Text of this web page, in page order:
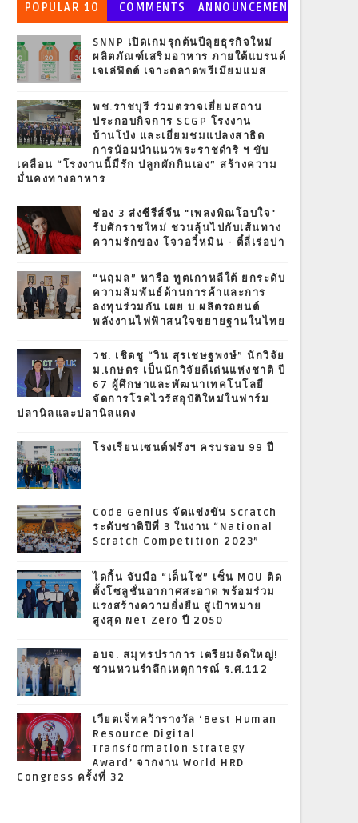
POPULAR 10 COMMENTS
ANNOUNCEMEN
T
SNNP เปิดเกมรุกต้นปีลุยธุรกิจใหม่
ผลิตภัณฑ์เสริมอาหาร ภายใต้แบรนด์
เจเล่ฟิตต์ เจาะตลาดพรีเมียมแมส
พช.ราชบุรี ร่วมตรวจเยี่ยมสถาน
ประกอบกิจการ SCGP โรงงาน
บ้านโป่ง และเยี่ยมชมแปลงสาธิต
การน้อมนำแนวพระราชดำริ ฯ ขับ
เคลื่อน “โรงงานนี้มีรัก ปลูกผักกินเอง” สร้างความ
มั่นคงทางอาหาร
ช่อง 3 ส่งซีรีส์จีน "เพลงพิณโอบใจ"
รับศักราชใหม่ ชวนลุ้นไปกับเส้นทาง
ความรักของ โจวอวี๋หมิน - ตี๋ลี่เร่อปา
“นฤมล” หารือ ทูตเกาหลีใต้ ยกระดับ
ความสัมพันธ์ด้านการค้าและการ
ลงทุนร่วมกัน เผย บ.ผลิตรถยนต์
พลังงานไฟฟ้าสนใจขยายฐานในไทย
วช. เชิดชู “วิน สุรเชษฐพงษ์” นักวิจัย
ม.เกษตร เป็นนักวิจัยดีเด่นแห่งชาติ ปี
67 ผู้ศึกษาและพัฒนาเทคโนโลยี
จัดการโรคไวรัสอุบัติใหม่ในฟาร์ม
ปลานิลและปลานิลแดง
โรงเรียนเซนต์ฟรังฯ ครบรอบ 99 ปี
Code Genius จัดแข่งขัน Scratch
ระดับชาติปีที่ 3 ในงาน “National
Scratch Competition 2023”
ไดกิ้น จับมือ “เด็นโซ่” เซ็น MOU ติด
ตั้งโซลูชั่นอากาศสะอาด พร้อมร่วม
แรงสร้างความยั่งยืน สู่เป้าหมาย
สูงสุด Net Zero ปี 2050
อบจ. สมุทรปราการ เตรียมจัดใหญ่!
ชวนหวนรำลึกเหตุการณ์ ร.ศ.112
เวียตเจ็ทคว้ารางวัล ‘Best Human
Resource Digital
Transformation Strategy
Award’ จากงาน World HRD
Congress ครั้งที่ 32